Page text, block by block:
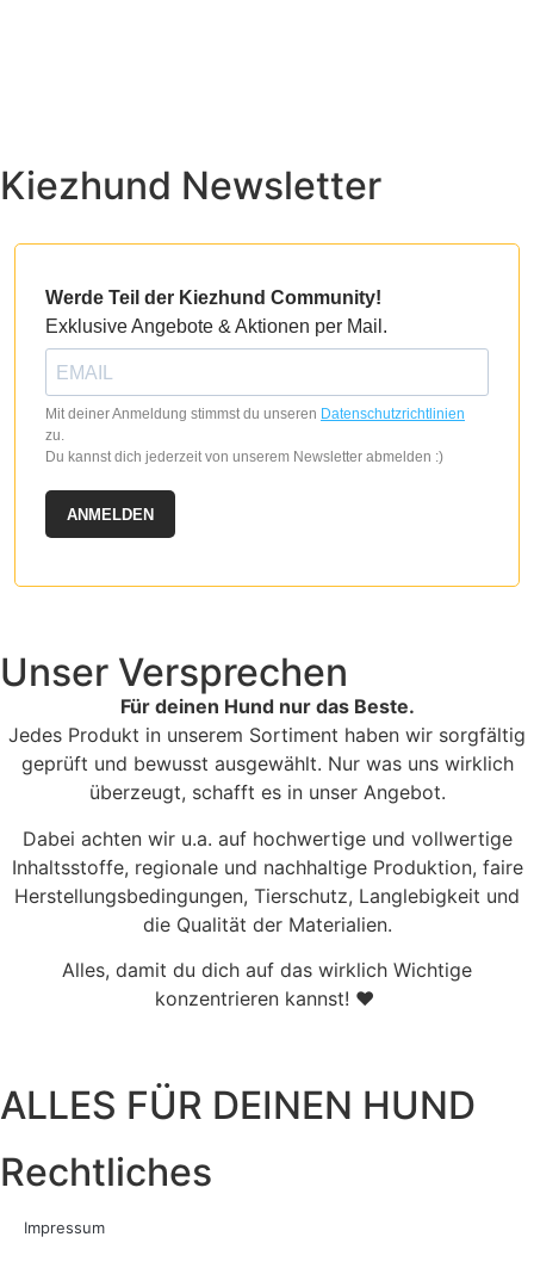
Kiezhund Newsletter
Werde Teil der Kiezhund Community!
Exklusive Angebote & Aktionen per Mail.
Mit deiner Anmeldung stimmst du unseren Datenschutzrichtlinien
zu.
Du kannst dich jederzeit von unserem Newsletter abmelden :)
ANMELDEN
Unser Versprechen
Für deinen Hund nur das Beste.
Jedes Produkt in unserem Sortiment haben wir sorgfältig
geprüft und bewusst ausgewählt. Nur was uns wirklich
überzeugt, schafft es in unser Angebot.
Dabei achten wir u.a. auf hochwertige und vollwertige
Inhaltsstoffe, regionale und nachhaltige Produktion, faire
Herstellungsbedingungen, Tierschutz, Langlebigkeit und
die Qualität der Materialien.
Alles, damit du dich auf das wirklich Wichtige
konzentrieren kannst! ♥
ALLES FÜR DEINEN HUND
Rechtliches
Impressum